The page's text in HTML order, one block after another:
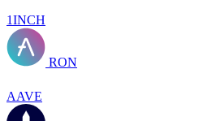
1INCH
RON
AAVE